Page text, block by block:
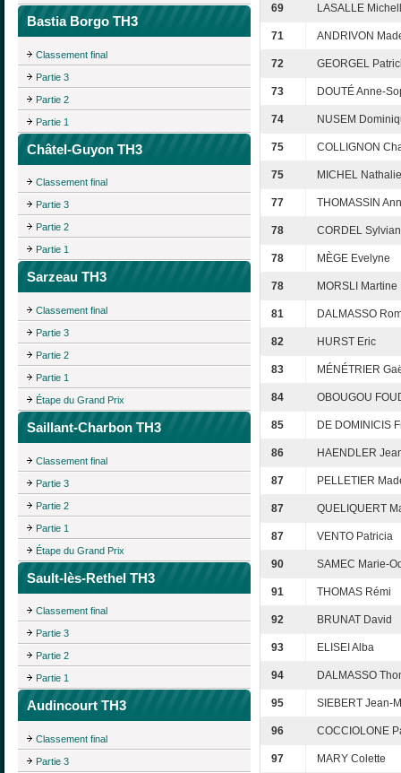
Bastia Borgo TH3
Classement final
Partie 3
Partie 2
Partie 1
Châtel-Guyon TH3
Classement final
Partie 3
Partie 2
Partie 1
Sarzeau TH3
Classement final
Partie 3
Partie 2
Partie 1
Étape du Grand Prix
Saillant-Charbon TH3
Classement final
Partie 3
Partie 2
Partie 1
Étape du Grand Prix
Sault-lès-Rethel TH3
Classement final
Partie 3
Partie 2
Partie 1
Audincourt TH3
Classement final
Partie 3
69 LASALLE
71 ANDRIVON
72 GEORGEL
73 DOUTÉ Anne-
74 NUSEM
75 COLLIGNON
75 MICHEL Nathalie
77 THOMASSIN
78 CORDEL
78 MÈGE Evelyne
78 MORSLI Martine
81 DALMASSO
82 HURST Eric
83 MÉNÉTRIER
84 OBOUGOU
85 DE DOMINICIS
86 HAENDLER
87 PELLETIER
87 QUELIQUERT
87 VENTO Patricia
90 SAMEC Marie-
91 THOMAS Rémi
92 BRUNAT David
93 ELISEI Alba
94 DALMASSO
95 SIEBERT Jean-
96 COCCIOLONE
97 MARY Colette